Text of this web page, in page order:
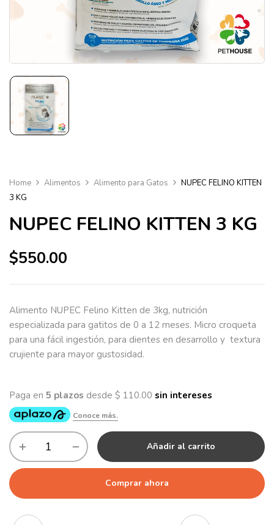
Home Alimentos Alimento para Gatos
NUPEC FELINO KITTEN
3 KG
NUPEC FELINO KITTEN 3 KG
$550.00
Alimento NUPEC Felino Kitten de 3kg, nutrición
especializada para gatitos de 0 a 12 meses. Micro croqueta
para una fácil ingestión, para dientes en desarrollo y textura
crujiente para mayor gustosidad.
Añadir al carrito
Comprar ahora